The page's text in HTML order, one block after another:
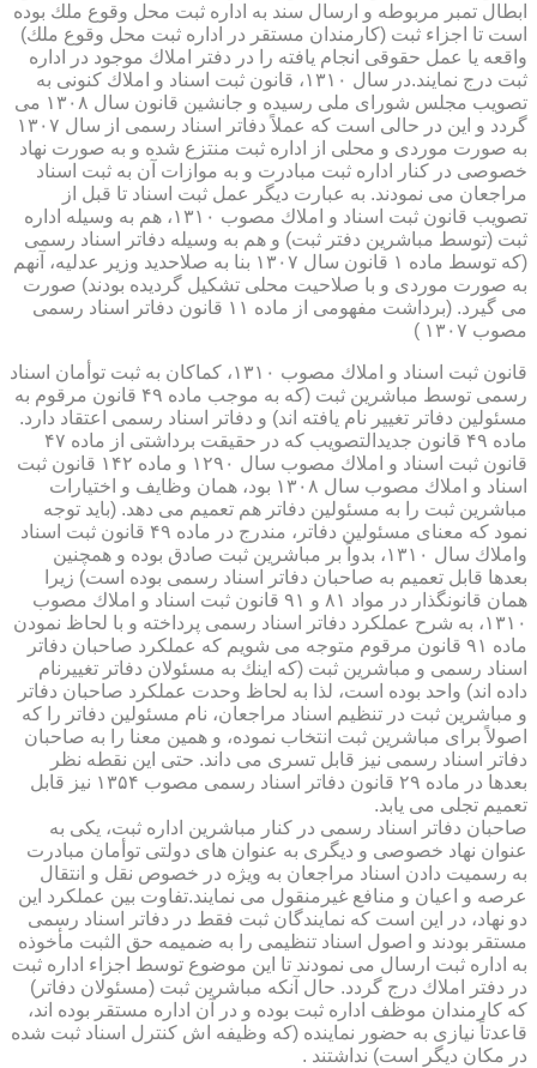
ابطال تمبر مربوطه و ارسال سند به اداره ثبت محل وقوع ملك بوده
است تا اجزاء ثبت (كارمندان مستقر در اداره ثبت محل وقوع ملك)
واقعه یا عمل حقوقی انجام یافته را در دفتر املاك موجود در اداره
ثبت درج نمایند.در سال ۱۳۱۰، قانون ثبت اسناد و املاك كنونی به
تصویب مجلس شورای ملی رسیده و جانشین قانون سال ۱۳۰۸ می
گردد و این در حالی است كه عملاً دفاتر اسناد رسمی از سال ۱۳۰۷
به صورت موردی و محلی از اداره ثبت منتزع شده و به صورت نهاد
خصوصی در كنار اداره ثبت مبادرت و به موازات آن به ثبت اسناد
مراجعان می نمودند. به عبارت دیگر عمل ثبت اسناد تا قبل از
تصویب قانون ثبت اسناد و املاك مصوب ۱۳۱۰، هم به وسیله اداره
ثبت (توسط مباشرین دفتر ثبت) و هم به وسیله دفاتر اسناد رسمی
(كه توسط ماده ۱ قانون سال ۱۳۰۷ بنا به صلاحدید وزیر عدلیه، آنهم
به صورت موردی و با صلاحیت محلی تشكیل گردیده بودند) صورت
می گیرد. (برداشت مفهومی از ماده ۱۱ قانون دفاتر اسناد رسمی
مصوب ۱۳۰۷ )
قانون ثبت اسناد و املاك مصوب ۱۳۱۰، كماكان به ثبت توأمان اسناد
رسمی توسط مباشرین ثبت (كه به موجب ماده ۴۹ قانون مرقوم به
مسئولین دفاتر تغییر نام یافته اند) و دفاتر اسناد رسمی اعتقاد دارد.
ماده ۴۹ قانون جدیدالتصویب كه در حقیقت برداشتی از ماده ۴۷
قانون ثبت اسناد و املاك مصوب سال ۱۲۹۰ و ماده ۱۴۲ قانون ثبت
اسناد و املاك مصوب سال ۱۳۰۸ بود، همان وظایف و اختیارات
مباشرین ثبت را به مسئولین دفاتر هم تعمیم می دهد. (باید توجه
نمود كه معنای مسئولین دفاتر، مندرج در ماده ۴۹ قانون ثبت اسناد
واملاك سال ۱۳۱۰، بدواً بر مباشرین ثبت صادق بوده و همچنین
بعدها قابل تعمیم به صاحبان دفاتر اسناد رسمی بوده است) زیرا
همان قانونگذار در مواد ۸۱ و ۹۱ قانون ثبت اسناد و املاك مصوب
۱۳۱۰، به شرح عملكرد دفاتر اسناد رسمی پرداخته و با لحاظ نمودن
ماده ۹۱ قانون مرقوم متوجه می شویم كه عملكرد صاحبان دفاتر
اسناد رسمی و مباشرین ثبت (كه اینك به مسئولان دفاتر تغییرنام
داده اند) واحد بوده است، لذا به لحاظ وحدت عملكرد صاحبان دفاتر
و مباشرین ثبت در تنظیم اسناد مراجعان، نام مسئولین دفاتر را كه
اصولاً برای مباشرین ثبت انتخاب نموده، و همین معنا را به صاحبان
دفاتر اسناد رسمی نیز قابل تسری می داند. حتی این نقطه نظر
بعدها در ماده ۲۹ قانون دفاتر اسناد رسمی مصوب ۱۳۵۴ نیز قابل
تعمیم تجلی می یابد.
صاحبان دفاتر اسناد رسمی در كنار مباشرین اداره ثبت، یكی به
عنوان نهاد خصوصی و دیگری به عنوان های دولتی توأمان مبادرت
به رسمیت دادن اسناد مراجعان به ویژه در خصوص نقل و انتقال
عرصه و اعیان و منافع غیرمنقول می نمایند.تفاوت بین عملكرد این
دو نهاد، در این است كه نمایندگان ثبت فقط در دفاتر اسناد رسمی
مستقر بودند و اصول اسناد تنظیمی را به ضمیمه حق الثبت مأخوذه
به اداره ثبت ارسال می نمودند تا این موضوع توسط اجزاء اداره ثبت
در دفتر املاك درج گردد. حال آنكه مباشرین ثبت (مسئولان دفاتر)
كه كارمندان موظف اداره ثبت بوده و در آن اداره مستقر بوده اند،
قاعدتاً نیازی به حضور نماینده (كه وظیفه اش كنترل اسناد ثبت شده
در مكان دیگر است) نداشتند .